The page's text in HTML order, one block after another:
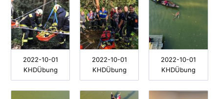
2022-10-01
KHDÜbung
2022-10-01
KHDÜbung
2022-10-01
KHDÜbung